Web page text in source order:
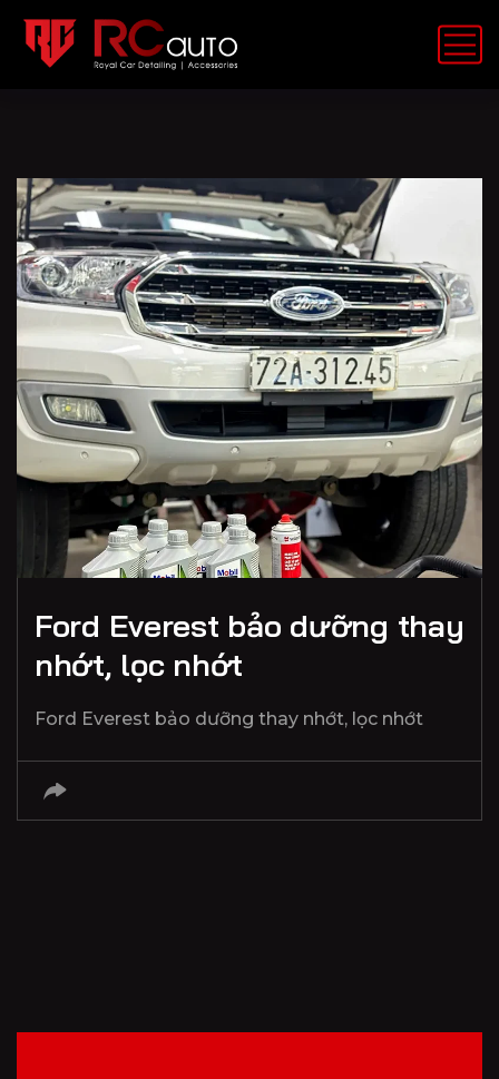
Ford Everest bảo dưỡng thay
nhớt, lọc nhớt
Ford Everest bảo dưỡng thay nhớt, lọc nhớt